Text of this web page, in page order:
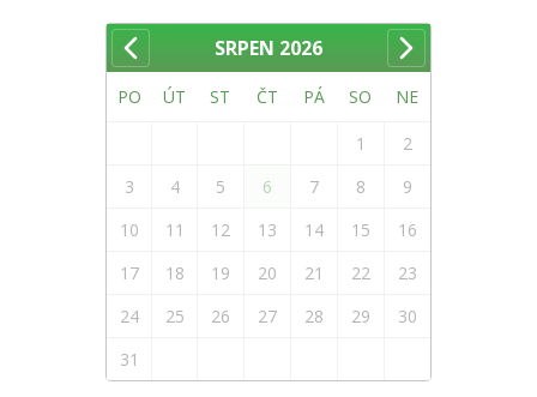
SRPEN 2026
PO ÚT ST ČT PÁ SO NE
1
2
3
4 5 6 7 8
9
10
11 12 13 14 15
16
17
18 19 20 21 22
23
24
25 26 27 28 29
30
31